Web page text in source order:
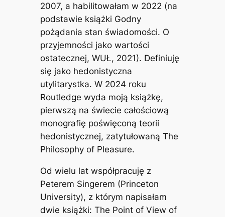
2007, a habilitowałam w 2022 (na
podstawie książki Godny
pożądania stan świadomości. O
przyjemności jako wartości
ostatecznej, WUŁ, 2021). Definiuję
się jako hedonistyczna
utylitarystka. W 2024 roku
Routledge wyda moją książkę,
pierwszą na świecie całościową
monografię poświęconą teorii
hedonistycznej, zatytułowaną The
Philosophy of Pleasure.
Od wielu lat współpracuję z
Peterem Singerem (Princeton
University), z którym napisałam
dwie książki: The Point of View of